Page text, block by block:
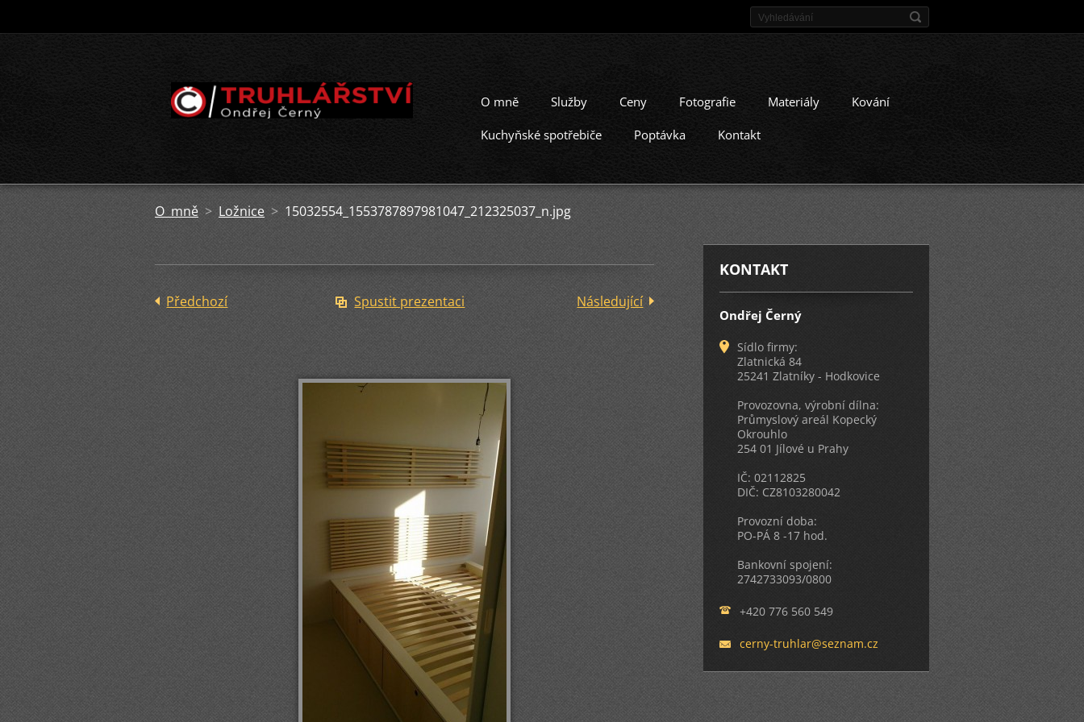
O mně Služby Ceny Fotografie Materiály Kování
Kuchyňské spotřebiče Poptávka Kontakt
O mně > Ložnice > 15032554_1553787897981047_212325037_n.jpg
Předchozí Spustit prezentaci Následující
KONTAKT
Ondřej Černý
Sídlo firmy:
Zlatnická 84
25241 Zlatníky - Hodkovice
Provozovna, výrobní dílna:
Průmyslový areál Kopecký
Okrouhlo
254 01 Jílové u Prahy
IČ: 02112825
DIČ: CZ8103280042
Provozní doba:
PO-PÁ 8 -17 hod.
Bankovní spojení:
2742733093/0800
+420 776 560 549
cerny-truhlar@seznam.cz